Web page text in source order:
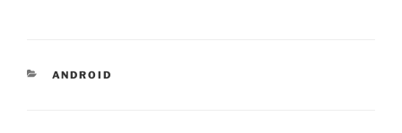
CATÉGORIES
ANDROID